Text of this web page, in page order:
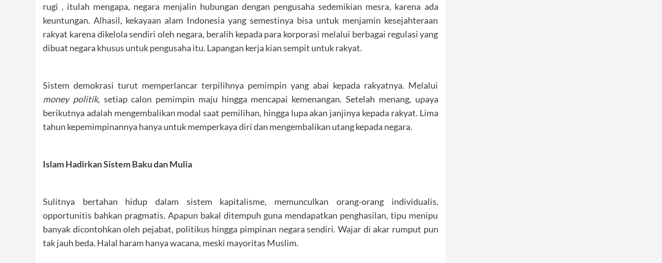
rugi , itulah mengapa, negara menjalin hubungan dengan pengusaha sedemikian mesra, karena ada
keuntungan. Alhasil, kekayaan alam Indonesia yang semestinya bisa untuk menjamin kesejahteraan
rakyat karena dikelola sendiri oleh negara, beralih kepada para korporasi melalui berbagai regulasi yang
dibuat negara khusus untuk pengusaha itu. Lapangan kerja kian sempit untuk rakyat.
Sistem demokrasi turut memperlancar terpilihnya pemimpin yang abai kepada rakyatnya. Melalui
money politik, setiap calon pemimpin maju hingga mencapai kemenangan. Setelah menang, upaya
berikutnya adalah mengembalikan modal saat pemilihan, hingga lupa akan janjinya kepada rakyat. Lima
tahun kepemimpinannya hanya untuk memperkaya diri dan mengembalikan utang kepada negara.
Islam Hadirkan Sistem Baku dan Mulia
Sulitnya bertahan hidup dalam sistem kapitalisme, memunculkan orang-orang individualis,
opportunitis bahkan pragmatis. Apapun bakal ditempuh guna mendapatkan penghasilan, tipu menipu
banyak dicontohkan oleh pejabat, politikus hingga pimpinan negara sendiri. Wajar di akar rumput pun
tak jauh beda. Halal haram hanya wacana, meski mayoritas Muslim.